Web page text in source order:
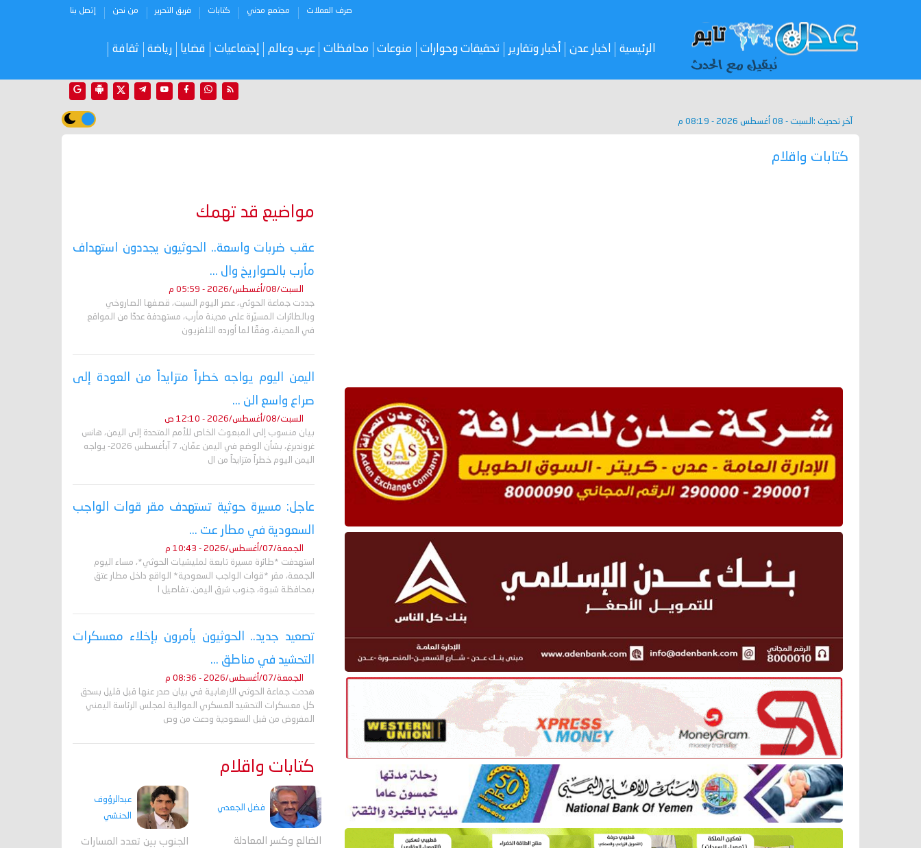
صرف العملات مجتمع مدني كتابات فريق التحرير من نحن إتصل بنا
الرئيسية اخبار عدن أخبار وتقارير تحقيقات وحوارات منوعات محافظات عرب وعالم إجتماعيات قضايا رياضة ثقافة
آخر تحديث : السبت - 08 أغسطس 2026 - 08:19 م
كتابات واقلام
مواضيع قد تهمك
عقب ضربات واسعة.. الحوثيون يجددون استهداف
مأرب بالصواريخ وال ...
السبت/08/أغسطس/2026 - 05:59 م
جددت جماعة الحوثي، عصر اليوم السبت، قصفها الصاروخي
وبالطائرات المسيّرة على مدينة مأرب، مستهدفة عددًا من المواقع
في المدينة، وفقًا لما أورده التلفزيون
اليمن اليوم يواجه خطراً متزايداً من العودة إلى
صراع واسع الن ...
السبت/08/أغسطس/2026 - 12:10 ص
بيان منسوب إلى المبعوث الخاص للأمم المتحدة إلى اليمن، هانس
غروندبرغ، بشأن الوضع في اليمن عمّان، 7 آبأغسطس 2026- يواجه
اليمن اليوم خطراً متزايداً من ال
عاجل: مسيرة حوثية تستهدف مقر قوات الواجب
السعودية في مطار عت ...
الجمعة/07/أغسطس/2026 - 10:43 م
استهدفت *طائرة مسيرة تابعة لمليشيات الحوثي*، مساء اليوم
الجمعة، مقر *قوات الواجب السعودية* الواقع داخل مطار عتق
بمحافظة شبوة، جنوب شرق اليمن. تفاصيل ا
تصعيد جديد.. الحوثيون يأمرون بإخلاء معسكرات
التحشيد في مناطق ...
الجمعة/07/أغسطس/2026 - 08:36 م
هددت جماعة الحوثي الارهابية في بيان صدر عنها قبل قليل بسحق
كل معسكرات التحشيد العسكري الموالية لمجلس الرئاسة اليمني
المفروض من قبل السعودية ودعت من وص
كتابات واقلام
فضل الجعدي
الضالع وكسر المعادلة
عبدالرؤوف
الحنشي
الجنوب بين تعدد المسارات